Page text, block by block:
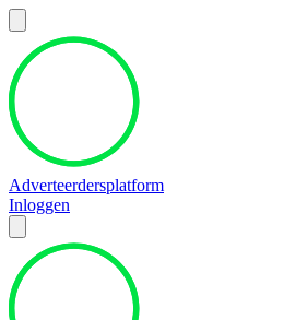
Adverteerdersplatform
Inloggen